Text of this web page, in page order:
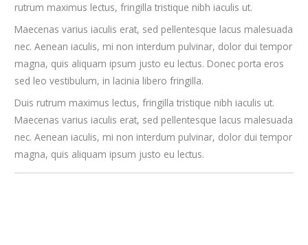
rutrum maximus lectus, fringilla tristique nibh iaculis ut.
Maecenas varius iaculis erat, sed pellentesque lacus malesuada
nec. Aenean iaculis, mi non interdum pulvinar, dolor dui tempor
magna, quis aliquam ipsum justo eu lectus. Donec porta eros
sed leo vestibulum, in lacinia libero fringilla.
Duis rutrum maximus lectus, fringilla tristique nibh iaculis ut.
Maecenas varius iaculis erat, sed pellentesque lacus malesuada
nec. Aenean iaculis, mi non interdum pulvinar, dolor dui tempor
magna, quis aliquam ipsum justo eu lectus.